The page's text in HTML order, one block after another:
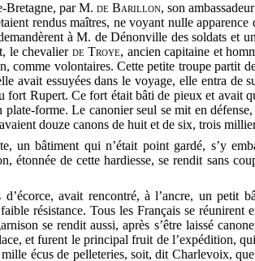
Bretagne, par M. de Barillon, son
rendus maîtres, ne voyant nulle apparence
à M. de Dénonville des soldats et
le chevalier de Troye, ancien capitaine et
volontaires. Cette petite troupe partit
avait essuyées dans le voyage, elle entra de
Rupert. Ce fort était bâti de pieux et avait
forme. Le canonier seul se mit en
douze canons de huit et de six, trois
un bâtiment qui n’était point gardé, s’y
étonnée de cette hardiesse, se rendit sans
avait rencontré, à l’ancre, un petit
résistance. Tous les Français se réunirent
se rendit aussi, après s’être laissé
et furent le principal fruit de l’expédition,
écus de pelleteries, soit, dit Charlevoix, que